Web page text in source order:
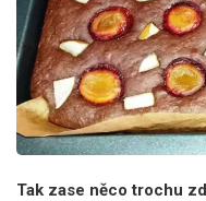
Tak zase něco trochu